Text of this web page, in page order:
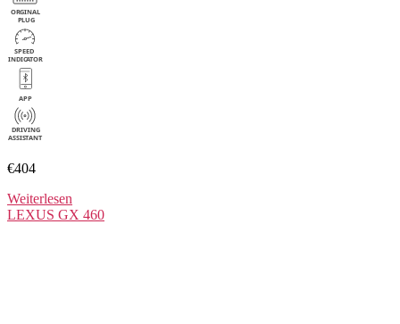
€404
Weiterlesen
LEXUS GX 460